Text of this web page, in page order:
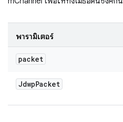
พารามิเตอร์
packet
JdwpPacket